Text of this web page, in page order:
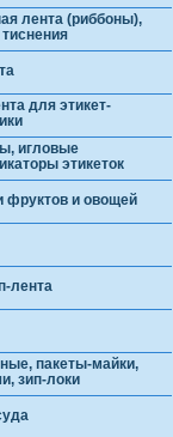
лента (риббоны),
для этикет-
игловые
этикеток
фруктов и овощей
лента
пакеты-майки,
зип-локи